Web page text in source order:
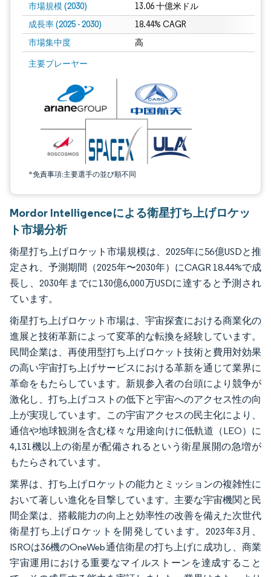
市場規模 (2030) 13.06 十億米ドル
成長率 (2025 - 2030) 18.44% CAGR
市場集中度 高
主要プレーヤー
*免責事項:主要選手の並び順不同
画像 © Mordor Intelligence。再利用にはCC BY 4.0の表示が必要です。
Mordor Intelligenceによる衛星打ち上げロケッ
ト市場分析
衛星打ち上げロケット市場規模は、2025年に56億USDと推
定され、予測期間（2025年〜2030年）にCAGR 18.44%で成
長し、2030年までに130億6,000万USDに達すると予測され
ています。
衛星打ち上げロケット市場は、宇宙探査における商業化の
進展と技術革新によって変革的な転換を経験しています。
民間企業は、再使用型打ち上げロケット技術と費用対効果
の高い宇宙打ち上げサービスにおける革新を通じて業界に
革命をもたらしています。新規参入者の台頭により競争が
激化し、打ち上げコストの低下と宇宙へのアクセス性の向
上が実現しています。この宇宙アクセスの民主化により、
通信や地球観測を含む様々な用途向けに低軌道（LEO）に
4,131機以上の衛星が配備されるという衛星展開の急増が
もたらされています。
業界は、打ち上げロケットの能力とミッションの複雑性に
おいて著しい進化を目撃しています。主要な宇宙機関と民
間企業は、搭載能力の向上と効率性の改善を備えた次世代
衛星打ち上げロケットを開発しています。2023年3月、
ISROは36機のOneWeb通信衛星の打ち上げに成功し、商業
宇宙運用における重要なマイルストーンを達成すること